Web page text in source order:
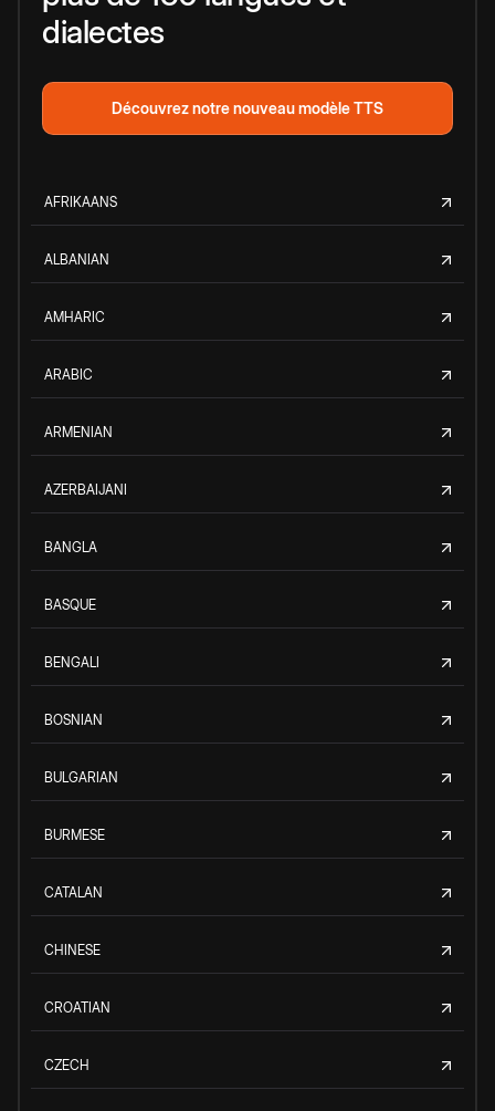
dialectes
Découvrez notre nouveau modèle TTS
AFRIKAANS
ALBANIAN
AMHARIC
ARABIC
ARMENIAN
AZERBAIJANI
BANGLA
BASQUE
BENGALI
BOSNIAN
BULGARIAN
BURMESE
CATALAN
CHINESE
CROATIAN
CZECH